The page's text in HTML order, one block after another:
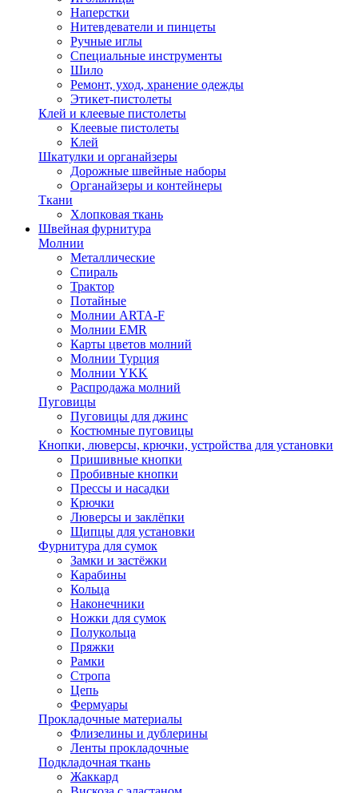
Наперстки
Нитевдеватели и пинцеты
Ручные иглы
Специальные инструменты
Шило
Ремонт, уход, хранение одежды
Этикет-пистолеты
Клей и клеевые пистолеты
Клеевые пистолеты
Клей
Шкатулки и органайзеры
Дорожные швейные наборы
Органайзеры и контейнеры
Ткани
Хлопковая ткань
Швейная фурнитура
Молнии
Металлические
Спираль
Трактор
Потайные
Молнии ARTA-F
Молнии EMR
Карты цветов молний
Молнии Турция
Молнии YKK
Распродажа молний
Пуговицы
Пуговицы для джинс
Костюмные пуговицы
Кнопки, люверсы, крючки, устройства для установки
Пришивные кнопки
Пробивные кнопки
Прессы и насадки
Крючки
Люверсы и заклёпки
Щипцы для установки
Фурнитура для сумок
Замки и застёжки
Карабины
Кольца
Наконечники
Ножки для сумок
Полукольца
Пряжки
Рамки
Стропа
Цепь
Фермуары
Прокладочные материалы
Флизелины и дублерины
Ленты прокладочные
Подкладочная ткань
Жаккард